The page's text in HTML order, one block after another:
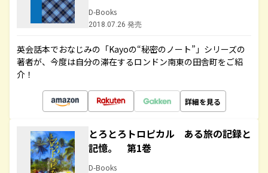
D-Books
2018.07.26 発売
英会話本でおなじみの「Kayoの“秘密のノート”」シリーズの
著者が、今度は自分の滞在するロンドン南東の田舎町をご紹
介！
詳細を見る
とろとろトロピカル ある旅の記録と
記憶。 第1巻
D-Books